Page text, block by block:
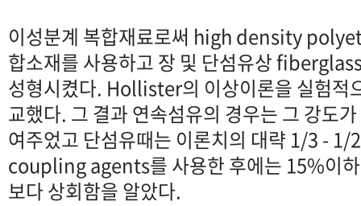
이성분계 복합재료로써 high density
합소재를 사용하고 장 및 단섬유상
성형시켰다. Hollister의 이상이론을 실험적
교했다. 그 결과 연속섬유의 경우는 그 강도
여주었고 단섬유때는 이론치의 대략 1/3 - 1/
coupling agents를 사용한 후에는 15%이
보다 상회함을 알았다.